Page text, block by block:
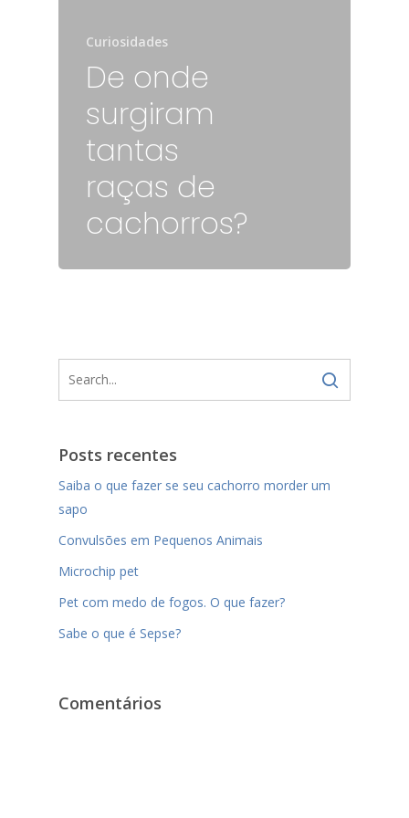
Curiosidades
De onde
surgiram
tantas
raças de
cachorros?
Posts recentes
Saiba o que fazer se seu cachorro morder um
sapo
Convulsões em Pequenos Animais
Microchip pet
Pet com medo de fogos. O que fazer?
Sabe o que é Sepse?
Comentários